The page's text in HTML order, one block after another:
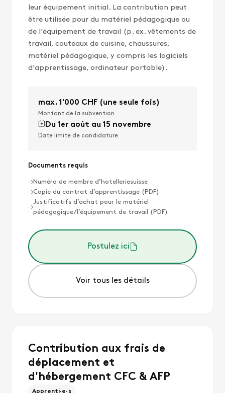
leur équipement initial. La contribution peut
être utilisée pour du matériel pédagogique ou
de l'équipement de travail (p. ex. vêtements de
travail, couteaux de cuisine, chaussures,
matériel pédagogique, y compris les logiciels
d'apprentissage, ordinateur portable).
max. 1'000 CHF (une seule fois)
Montant de la subvention
Du 1er août au 15 novembre
Date limite de candidature
Documents requis
Numéro de membre d’hotelleriesuisse
Copie du contrat d’apprentissage (PDF)
Justificatifs d’achat pour le matériel
pédagogique/l’équipement de travail (PDF)
Postulez ici
Voir tous les détails
Contribution aux frais de
déplacement et
d'hébergement CFC & AFP
Apprenti·e·s